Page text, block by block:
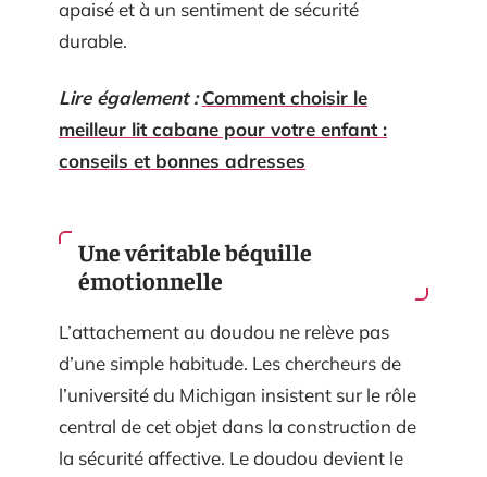
apaisé et à un sentiment de sécurité
durable.
Lire également : Comment choisir le
meilleur lit cabane pour votre enfant :
conseils et bonnes adresses
Une véritable béquille
émotionnelle
L’attachement au doudou ne relève pas
d’une simple habitude. Les chercheurs de
l’université du Michigan insistent sur le rôle
central de cet objet dans la construction de
la sécurité affective. Le doudou devient le